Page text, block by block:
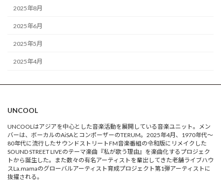
2025年8月
2025年6月
2025年5月
2025年4月
UNCOOL
UNCOOLはアジアを中心とした音楽活動を展開している音楽ユニット。メン
バーは、ボーカルのAiSAとコンポーザーのTERUM。2025年4月、1970年代〜
80年代に流行したサウンドストリートFM音楽番組の令和版にリメイクした
SOUND STREET LIVEのテーマ楽曲『私が歌う理由』を楽曲化するプロジェク
トから誕生した。また数々の有名アーティストを輩出してきた老舗ライブハウ
スLa.mamaのグローバルアーティスト育成プロジェクト第1弾アーティストに
抜擢される。